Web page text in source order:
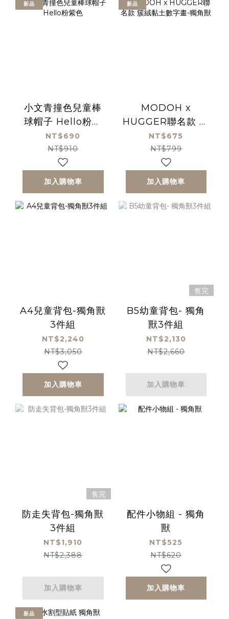
新品
小文青撞色兒童棒
球帽子 Hello粉紫
色
NT$690
NT$910
加入購物車
新品
MODOH x
HUGGER聯名款 簇
絨黏土數字畫-獨角
獸
NT$675
NT$799
加入購物車
A4兒童背包-獨角獸
3件組
NT$2,240
NT$3,050
加入購物車
售完
B5幼童背包- 獨角
獸3件組
NT$2,130
NT$2,660
加入購物車
售完
防走失背包-獨角獸
3件組
NT$1,910
NT$2,388
加入購物車
配件小物組 - 獨角
獸
NT$525
NT$620
加入購物車
新品